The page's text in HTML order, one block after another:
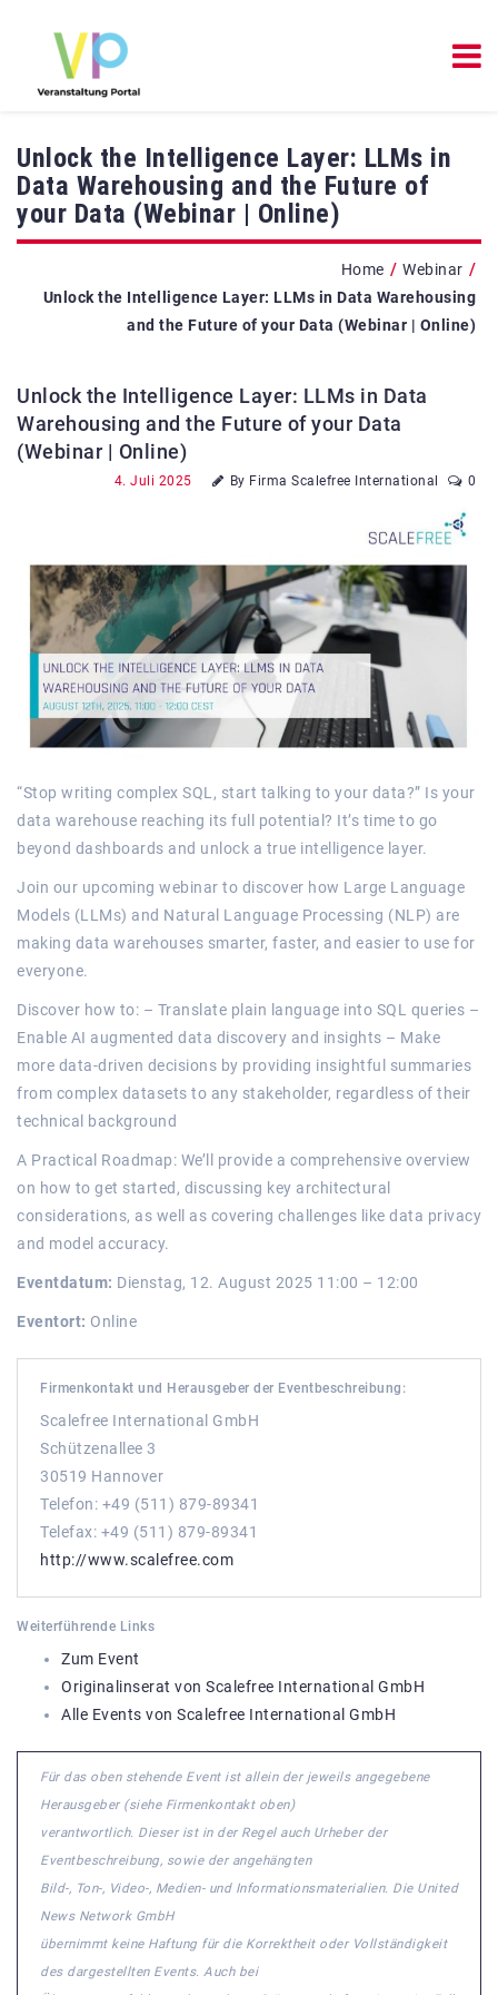
Unlock the Intelligence Layer: LLMs in
Data Warehousing and the Future of
your Data (Webinar | Online)
Home / Webinar /
Unlock the Intelligence Layer: LLMs in Data Warehousing
and the Future of your Data (Webinar | Online)
Unlock the Intelligence Layer: LLMs in Data
Warehousing and the Future of your Data
(Webinar | Online)
4. Juli 2025 By Firma Scalefree International 0
“Stop writing complex SQL, start talking to your data?” Is your
data warehouse reaching its full potential? It’s time to go
beyond dashboards and unlock a true intelligence layer.
Join our upcoming webinar to discover how Large Language
Models (LLMs) and Natural Language Processing (NLP) are
making data warehouses smarter, faster, and easier to use for
everyone.
Discover how to: – Translate plain language into SQL queries –
Enable AI augmented data discovery and insights – Make
more data-driven decisions by providing insightful summaries
from complex datasets to any stakeholder, regardless of their
technical background
A Practical Roadmap: We’ll provide a comprehensive overview
on how to get started, discussing key architectural
considerations, as well as covering challenges like data privacy
and model accuracy.
Eventdatum: Dienstag, 12. August 2025 11:00 – 12:00
Eventort: Online
Firmenkontakt und Herausgeber der Eventbeschreibung:
Scalefree International GmbH
Schützenallee 3
30519 Hannover
Telefon: +49 (511) 879-89341
Telefax: +49 (511) 879-89341
http://www.scalefree.com
Weiterführende Links
Zum Event
Originalinserat von Scalefree International GmbH
Alle Events von Scalefree International GmbH
Für das oben stehende Event ist allein der jeweils angegebene
Herausgeber (siehe Firmenkontakt oben)
verantwortlich. Dieser ist in der Regel auch Urheber der
Eventbeschreibung, sowie der angehängten
Bild-, Ton-, Video-, Medien- und Informationsmaterialien. Die United
News Network GmbH
übernimmt keine Haftung für die Korrektheit oder Vollständigkeit
des dargestellten Events. Auch bei